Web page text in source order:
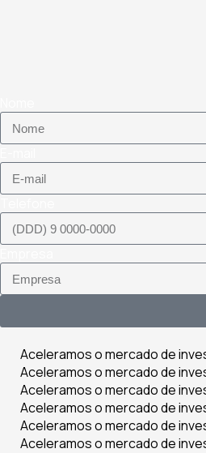
Aceleramos o mercado de
Aceleramos o mercado de
Aceleramos o mercado de
Aceleramos o mercado de
Aceleramos o mercado de
Aceleramos o mercado de